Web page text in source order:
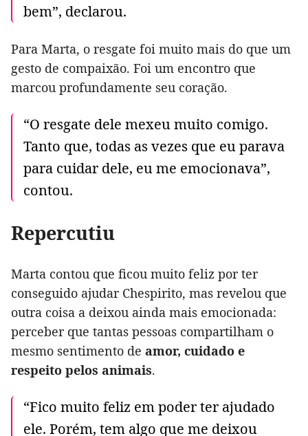
bem”, declarou.
Para Marta, o resgate foi muito mais do que um
gesto de compaixão. Foi um encontro que
marcou profundamente seu coração.
“O resgate dele mexeu muito comigo.
Tanto que, todas as vezes que eu parava
para cuidar dele, eu me emocionava”,
contou.
Repercutiu
Marta contou que ficou muito feliz por ter
conseguido ajudar Chespirito, mas revelou que
outra coisa a deixou ainda mais emocionada:
perceber que tantas pessoas compartilham o
mesmo sentimento de amor, cuidado e
respeito pelos animais.
“Fico muito feliz em poder ter ajudado
ele. Porém, tem algo que me deixou